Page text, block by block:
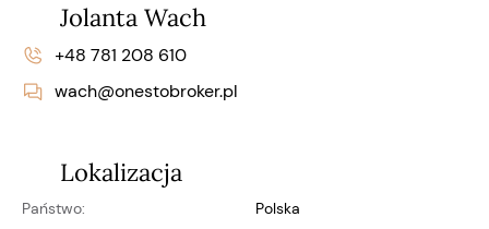
Jolanta Wach
+48 781 208 610
wach@onestobroker.pl
Lokalizacja
Państwo:
Polska